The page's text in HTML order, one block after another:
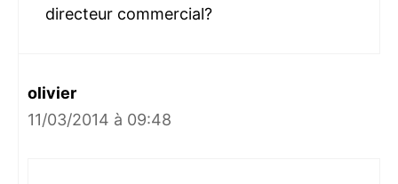
directeur commercial?
olivier
11/03/2014 à 09:48